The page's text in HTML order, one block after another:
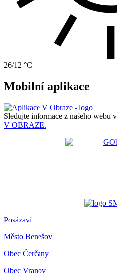
26/12 °C
Mobilní aplikace
Sledujte informace z našeho webu v
V OBRAZE.
Posázaví
Město Benešov
Obec Čerčany
Obec Vranov